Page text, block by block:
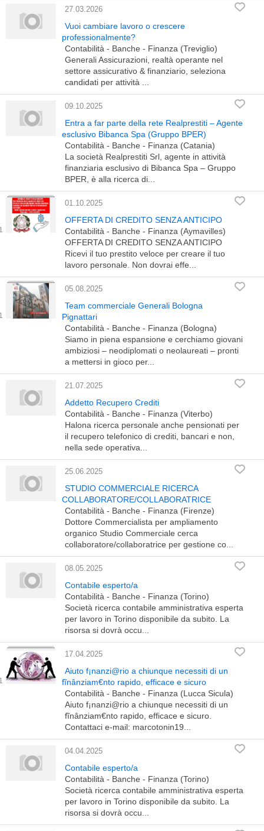
27.03.2026
Vuoi cambiare lavoro o crescere
professionalmente?
Contabilità - Banche - Finanza (Treviglio)
Generali Assicurazioni, realtà operante nel
settore assicurativo & finanziario, seleziona
candidati per attività ...
09.10.2025
Entra a far parte della rete Realprestiti – Agente
esclusivo Bibanca Spa (Gruppo BPER)
Contabilità - Banche - Finanza (Catania)
La società Realprestiti Srl, agente in attività
finanziaria esclusivo di Bibanca Spa – Gruppo
BPER, è alla ricerca di...
01.10.2025
OFFERTA DI CREDITO SENZA ANTICIPO
Contabilità - Banche - Finanza (Aymavilles)
OFFERTA DI CREDITO SENZA ANTICIPO
Ricevi il tuo prestito veloce per creare il tuo
lavoro personale. Non dovrai effe...
05.08.2025
Team commerciale Generali Bologna
Pignattari
Contabilità - Banche - Finanza (Bologna)
Siamo in piena espansione e cerchiamo giovani
ambiziosi – neodiplomati o neolaureati – pronti
a mettersi in gioco per...
21.07.2025
Addetto Recupero Crediti
Contabilità - Banche - Finanza (Viterbo)
Halona ricerca personale anche pensionati per
il recupero telefonico di crediti, bancari e non,
nella sede operativa...
25.06.2025
STUDIO COMMERCIALE RICERCA
COLLABORATORE/COLLABORATRICE
Contabilità - Banche - Finanza (Firenze)
Dottore Commercialista per ampliamento
organico Studio Commerciale cerca
collaboratore/collaboratrice per gestione co...
08.05.2025
Contabile esperto/a
Contabilità - Banche - Finanza (Torino)
Società ricerca contabile amministrativa esperta
per lavoro in Torino disponibile da subito. La
risorsa si dovrà occu...
17.04.2025
Aiuto f¡nanzi@rio a chiunque necessiti di un
fĩnânziam€nto rapido, efficace e sicuro
Contabilità - Banche - Finanza (Lucca Sicula)
Aiuto f¡nanzi@rio a chiunque necessiti di un
fĩnânziam€nto rapido, efficace e sicuro.
Contattaci e-mail: marcotonin19...
04.04.2025
Contabile esperto/a
Contabilità - Banche - Finanza (Torino)
Società ricerca contabile amministrativa esperta
per lavoro in Torino disponibile da subito. La
risorsa si dovrà occu...